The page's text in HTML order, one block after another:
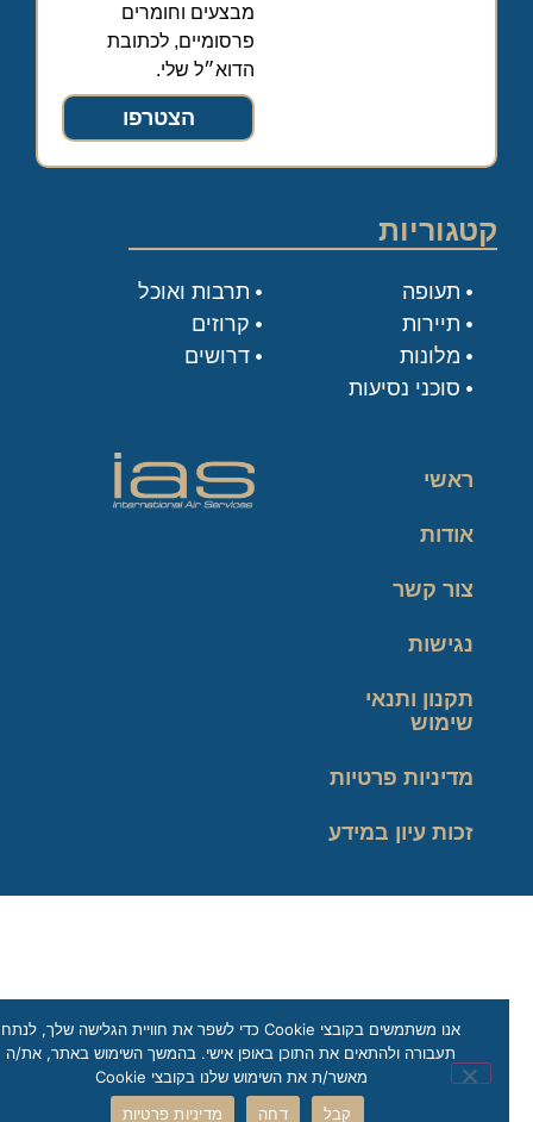
מבצעים וחומרים
פרסומיים, לכתובת
הדוא״ל שלי.
הצטרפו
קטגוריות
תעופה
תיירות
מלונות
סוכני נסיעות
תרבות ואוכל
קרוזים
דרושים
ראשי
אודות
צור קשר
נגישות
תקנון ותנאי
שימוש
מדיניות פרטיות
זכות עיון במידע
אנו משתמשים בקובצי Cookie כדי לשפר את חוויית הגלישה שלך, לנתח
תעבורה ולהתאים את התוכן באופן אישי. בהמשך השימוש באתר, את/ה
מאשר/ת את השימוש שלנו בקובצי Cookie
קבל
דחה מדיניות פרטיות